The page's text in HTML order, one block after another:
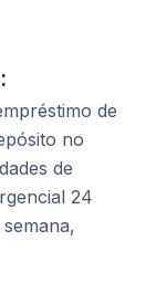
de
no
de
24